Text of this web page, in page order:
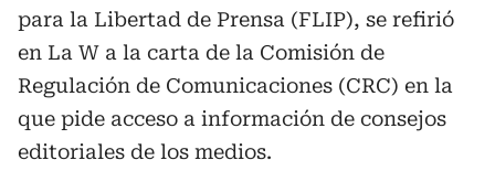
para la Libertad de Prensa (FLIP), se refirió
en La W a la carta de la Comisión de
Regulación de Comunicaciones (CRC) en la
que pide acceso a información de consejos
editoriales de los medios.